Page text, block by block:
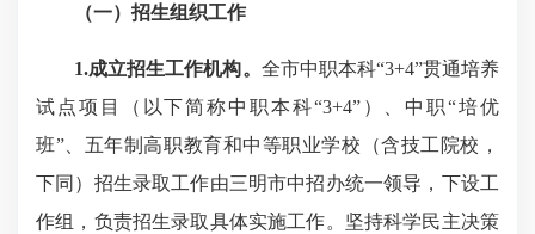
（一）招生组织工作
1.成立招生工作机构。 全市中职本科“3+4”贯通培养
试点项目（以下简称中职本科“3+4”）、中职“培优
班”、五年制高职教育和中等职业学校（含技工院校，
下同）招生录取工作由三明市中招办统一领导，下设工
作组，负责招生录取具体实施工作。坚持科学民主决策